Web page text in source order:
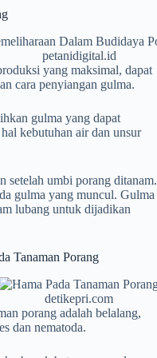
petanidigital.id
yang maksimal, dapat
cara penyiangan gulma.
gulma yang dapat
kebutuhan air dan unsur
setelah umbi porang ditanam.
gulma yang muncul. Gulma
lubang untuk dijadikan
Tanaman Porang
detikepri.com
porang adalah belalang,
dan nematoda.